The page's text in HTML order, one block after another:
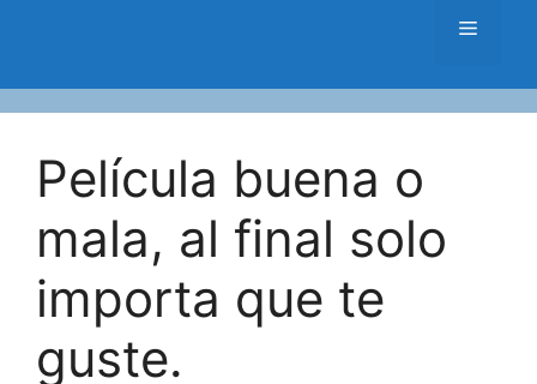
Menú
Película buena o
mala, al final solo
importa que te
guste.